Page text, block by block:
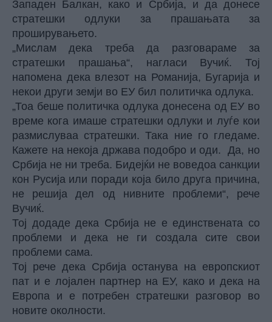
Западен Балкан, како и Србија, и да донесе
стратешки одлуки за прашањата за
проширувањето.
„Мислам дека треба да разговараме за
стратешки прашања“, нагласи Вучиќ. Тој
напомена дека влезот на Романија, Бугарија и
некои други земји во ЕУ бил политичка одлука.
„Тоа беше политичка одлука донесена од ЕУ во
време кога имаше стратешки одлуки и луѓе кои
размислуваа стратешки. Така ние го гледаме.
Кажете на некоја држава подобро и оди. Да, но
Србија не ни треба. Бидејќи не воведоа санкции
кон Русија или поради која било друга причина,
не решија дел од нивните проблеми“, рече
Вучиќ.
Тој додаде дека Србија не е единствената со
проблеми и дека не ги создала сите свои
проблеми сама.
Тој рече дека Србија останува на европскиот
пат и е лојален партнер на ЕУ, како и дека на
Европа и е потребен стратешки разговор во
новите околности.